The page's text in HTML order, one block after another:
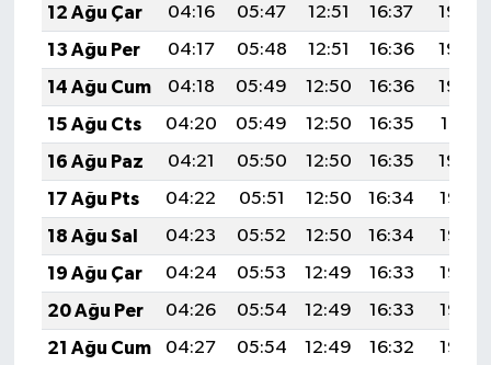
12 Ağu Çar
04:16 05:47 12:51 16:37
19:45
13 Ağu Per
04:17 05:48 12:51 16:36
19:43
14 Ağu Cum
04:18 05:49 12:50 16:36
19:42
15 Ağu Cts
04:20 05:49 12:50 16:35
19:41
16 Ağu Paz
04:21 05:50 12:50 16:35
19:40
17 Ağu Pts
04:22 05:51 12:50 16:34
19:38
18 Ağu Sal
04:23 05:52 12:50 16:34
19:37
19 Ağu Çar
04:24 05:53 12:49 16:33
19:36
20 Ağu Per
04:26 05:54 12:49 16:33
19:35
21 Ağu Cum
04:27 05:54 12:49 16:32
19:33